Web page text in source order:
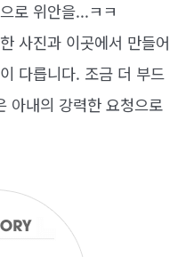
로 위안을...ㅋㅋ
사진과 이곳에서 만들어
다릅니다. 조금 더 부드
아내의 강력한 요청으로